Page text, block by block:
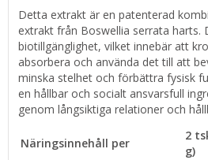
Detta extrakt är en patenterad
extrakt från Boswellia serrata harts.
biotillgänglighet, vilket innebär att
absorbera och använda det till att
minska stelhet och förbättra fysisk
en hållbar och socialt ansvarsfull
genom långsiktiga relationer och
Näringsinnehåll per
2
g)